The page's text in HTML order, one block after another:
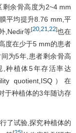
余骨高度为2~4 mm
平均提升8.76 mm,平
,Nedir等[20,21,22]也在
度在少于5 mm的患者
为5年,患者剩余骨高
,种植体5年存活率达
quotient,ISQ）在
于种植体的3年随访存
了试验,探究种植体的